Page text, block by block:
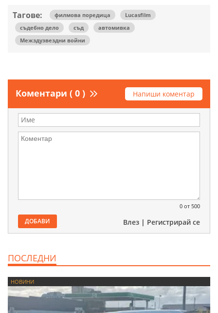
Тагове: филмова поредица
Lucasfilm
съдебно дело
съд
автомивка
Межздузвездни войни
Коментари ( 0 ) Напиши коментар
0 от 500
ДОБАВИ Влез | Регистрирай се
ПОСЛЕДНИ
НОВИНИ